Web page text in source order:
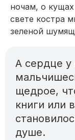
ночам, о
свете костра
зеленой
А сердце у
щедрое,
книги или
душе.